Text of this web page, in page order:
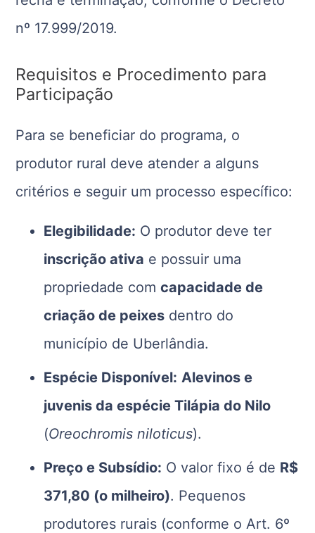
nº 17.999/2019.
Requisitos e Procedimento para
Participação
Para se beneficiar do programa, o
produtor rural deve atender a alguns
critérios e seguir um processo específico:
Elegibilidade: O produtor deve ter
inscrição ativa e possuir uma
propriedade comcapacidade de
criação de peixes dentro do
município de Uberlândia.
Espécie Disponível: Alevinos e
juvenis da espécie Tilápia do Nilo
(Oreochromis niloticus).
Preço e Subsídio: O valor fixo é de R$
371,80 (o milheiro). Pequenos
produtores rurais (conforme o Art. 6º